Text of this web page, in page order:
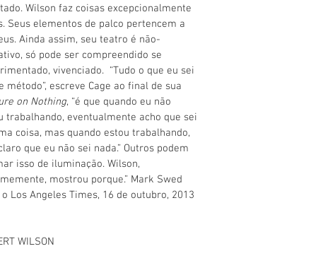
Wilson faz coisas excepcionalmente
Seus elementos de palco pertencem a
Ainda assim, seu teatro é não-
só pode ser compreendido se
vivenciado. “Tudo o que eu sei
método”, escreve Cage ao final de sua
on Nothing, “é que quando eu não
trabalhando, eventualmente acho que sei
coisa, mas quando estou trabalhando,
que eu não sei nada.” Outros podem
isso de iluminação. Wilson,
mostrou porque.” Mark Swed
Los Angeles Times, 16 de outubro, 2013
WILSON